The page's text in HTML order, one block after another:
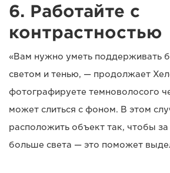
6. Работайте с
контрастностью
«Вам нужно уметь поддерживать
светом и тенью, — продолжает
фотографируете темноволосого
может слиться с фоном. В этом
расположить объект так, чтобы
больше света — это поможет